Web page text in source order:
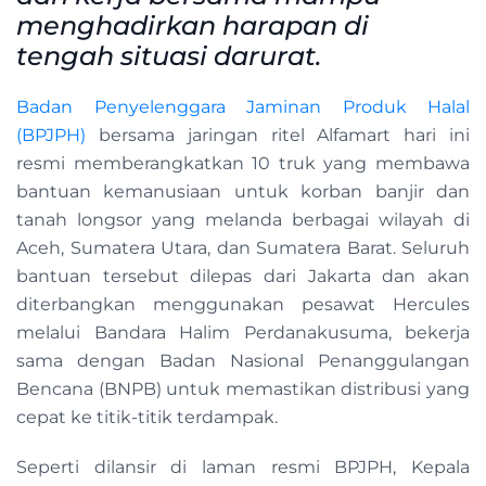
menghadirkan harapan di
tengah situasi darurat.
Badan Penyelenggara Jaminan Produk Halal
(BPJPH) bersama jaringan ritel Alfamart hari ini
resmi memberangkatkan 10 truk yang membawa
bantuan kemanusiaan untuk korban banjir dan
tanah longsor yang melanda berbagai wilayah di
Aceh, Sumatera Utara, dan Sumatera Barat. Seluruh
bantuan tersebut dilepas dari Jakarta dan akan
diterbangkan menggunakan pesawat Hercules
melalui Bandara Halim Perdanakusuma, bekerja
sama dengan Badan Nasional Penanggulangan
Bencana (BNPB) untuk memastikan distribusi yang
cepat ke titik-titik terdampak.
Seperti dilansir di laman resmi BPJPH, Kepala